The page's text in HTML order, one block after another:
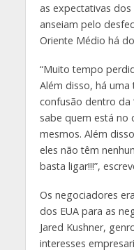
as expectativas
anseiam pelo
Oriente Médio há
“Muito tempo
Além disso, há
confusão dentro da
sabe quem está no
mesmos. Além
eles não têm
basta ligar!!!”,
Os negociadores
dos EUA para as
Jared Kushner,
interesses